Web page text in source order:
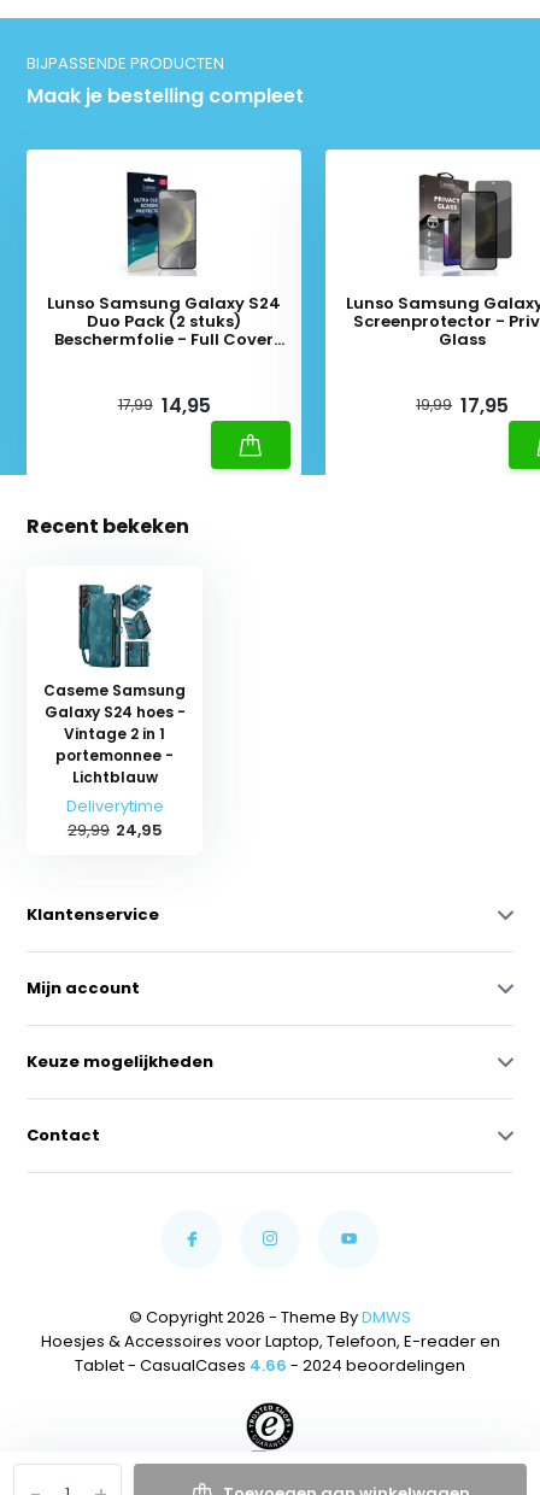
BIJPASSENDE PRODUCTEN
Maak je bestelling compleet
Lunso Samsung Galaxy S24
Duo Pack (2 stuks)
Beschermfolie - Full Cover
17,99 14,95
Lunso Samsung
Screenprotector -
Glass
19,99 17,95
Recent bekeken
Caseme Samsung
Galaxy S24 hoes -
Vintage 2 in 1
portemonnee -
Lichtblauw
Deliverytime
29,99 24,95
Klantenservice
Mijn account
Keuze mogelijkheden
Contact
© Copyright 2026 - Theme ByDMWS
Hoesjes & Accessoires voor Laptop, Telefoon, E-reader en
Tablet - CasualCases 4.66 - 2024 beoordelingen